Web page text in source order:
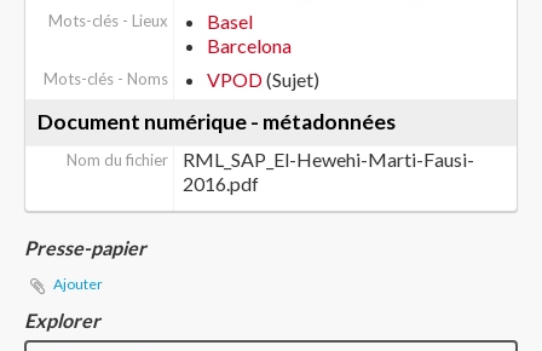
Mots-clés - Lieux
Basel
Barcelona
Mots-clés - Noms VPOD(Sujet)
Document numérique - métadonnées
Nom du fichier
RML_SAP_El-Hewehi-Marti-Fausi-
2016.pdf
Presse-papier
Ajouter
Explorer